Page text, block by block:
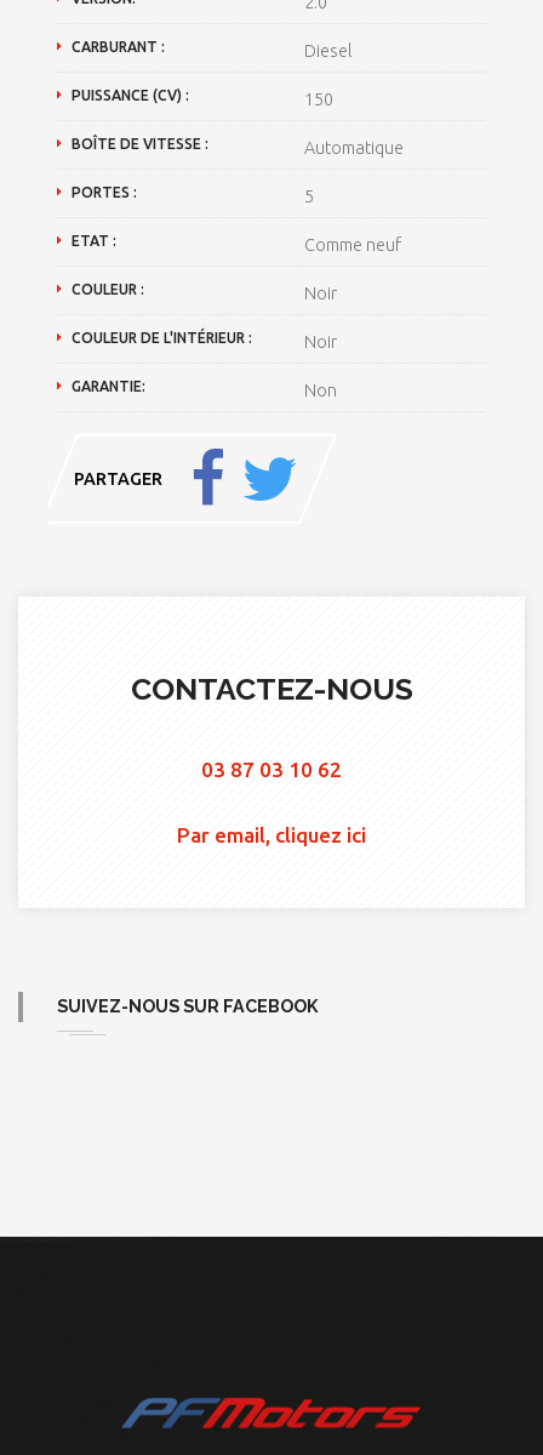
CARBURANT : Diesel
PUISSANCE (CV) : 150
BOÎTE DE VITESSE : Automatique
PORTES : 5
ETAT : Comme neuf
COULEUR : Noir
COULEUR DE L'INTÉRIEUR : Noir
GARANTIE: Non
PARTAGER
CONTACTEZ-NOUS
03 87 03 10 62
Par email, cliquez ici
SUIVEZ-NOUS SUR FACEBOOK